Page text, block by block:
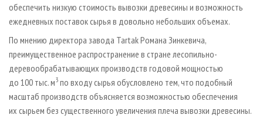
обеспечить низкую стоимость вывозки древесины и возможность
ежедневных поставок сырья в довольно небольших объемах.
По мнению директора завода Tartak Романа Зинкевича,
преимущественное распространение в стране лесопильно-
деревообрабатывающих производств годовой мощностью
до 100 тыс. м3 по входу сырья обусловлено тем, что подобный
масштаб производств объясняется возможностью обеспечения
их сырьем без существенного увеличения плеча вывозки древесины.